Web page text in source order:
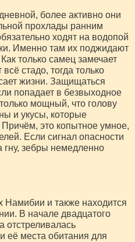
более активно они
прохлады ранним
ходят на водопой
Именно там их поджидают
только самец замечает
стадо, тогда только
жизни. Защищаться
попадает в безвыходное
мощный, что голову
и укусы, которые
это копытное умное,
Если сигнал опасности
гну, зебры немедленно
Намибии и также находится
В начале двадцатого
отстреливалась
её места обитания для